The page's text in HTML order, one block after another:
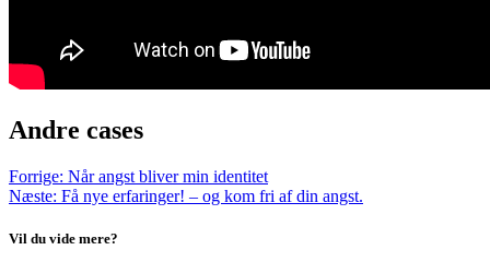
Andre cases
Forrige: Når angst bliver min identitet
Næste: Få nye erfaringer! – og kom fri af din angst.
Vil du vide mere?